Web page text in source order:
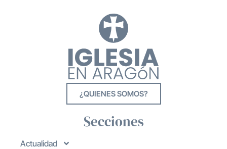
¿QUIENES SOMOS?
Secciones
Actualidad